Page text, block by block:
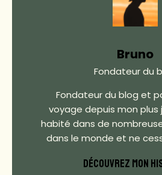
Bruno
Fondateur du
Fondateur du blog et
voyage depuis mon plus
habité dans de
dans le monde et ne
DÉCOUVREZ MON